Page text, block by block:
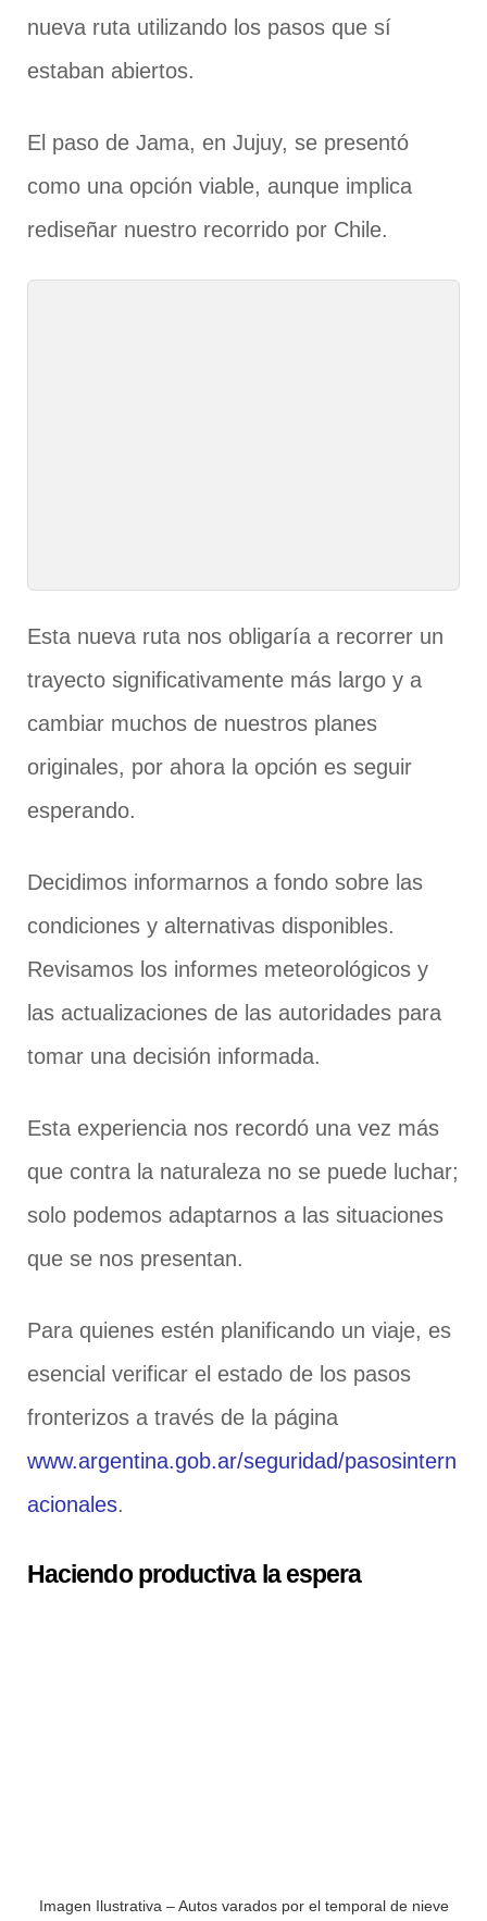
nueva ruta utilizando los pasos que sí
estaban abiertos.
El paso de Jama, en Jujuy, se presentó
como una opción viable, aunque implica
rediseñar nuestro recorrido por Chile.
Esta nueva ruta nos obligaría a recorrer un
trayecto significativamente más largo y a
cambiar muchos de nuestros planes
originales, por ahora la opción es seguir
esperando.
Decidimos informarnos a fondo sobre las
condiciones y alternativas disponibles.
Revisamos los informes meteorológicos y
las actualizaciones de las autoridades para
tomar una decisión informada.
Esta experiencia nos recordó una vez más
que contra la naturaleza no se puede luchar;
solo podemos adaptarnos a las situaciones
que se nos presentan.
Para quienes estén planificando un viaje, es
esencial verificar el estado de los pasos
fronterizos a través de la página
www.argentina.gob.ar/seguridad/pasosintern
acionales.
Haciendo productiva la espera
Imagen Ilustrativa – Autos varados por el temporal de nieve